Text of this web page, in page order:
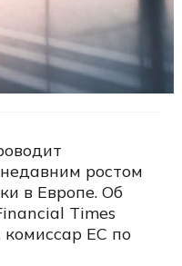
ростом
в Европе. Об
Times
ЕС по